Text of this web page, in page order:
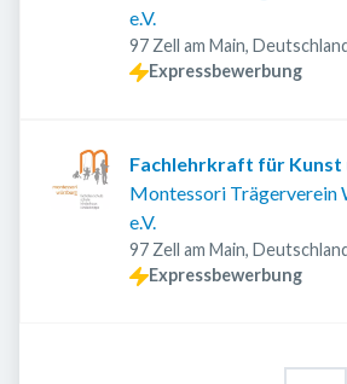
e.V.
97 Zell am Main,
Expressbewerbung
Fachlehrkraft für Kunst
Montessori Trägerverein
e.V.
97 Zell am Main,
Expressbewerbung